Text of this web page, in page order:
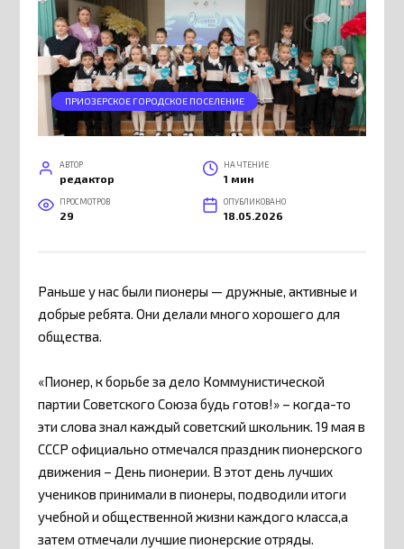
ПРИОЗЕРСКОЕ ГОРОДСКОЕ ПОСЕЛЕНИЕ
АВТОР
редактор
НА ЧТЕНИЕ
1 мин
ПРОСМОТРОВ
29
ОПУБЛИКОВАНО
18.05.2026
Раньше у нас были пионеры — дружные, активные и
добрые ребята. Они делали много хорошего для
общества.
«Пионер, к борьбе за дело Коммунистической
партии Советского Союза будь готов!» – когда-то
эти слова знал каждый советский школьник. 19 мая в
СССР официально отмечался праздник пионерского
движения – День пионерии. В этот день лучших
учеников принимали в пионеры, подводили итоги
учебной и общественной жизни каждого класса,а
затем отмечали лучшие пионерские отряды.